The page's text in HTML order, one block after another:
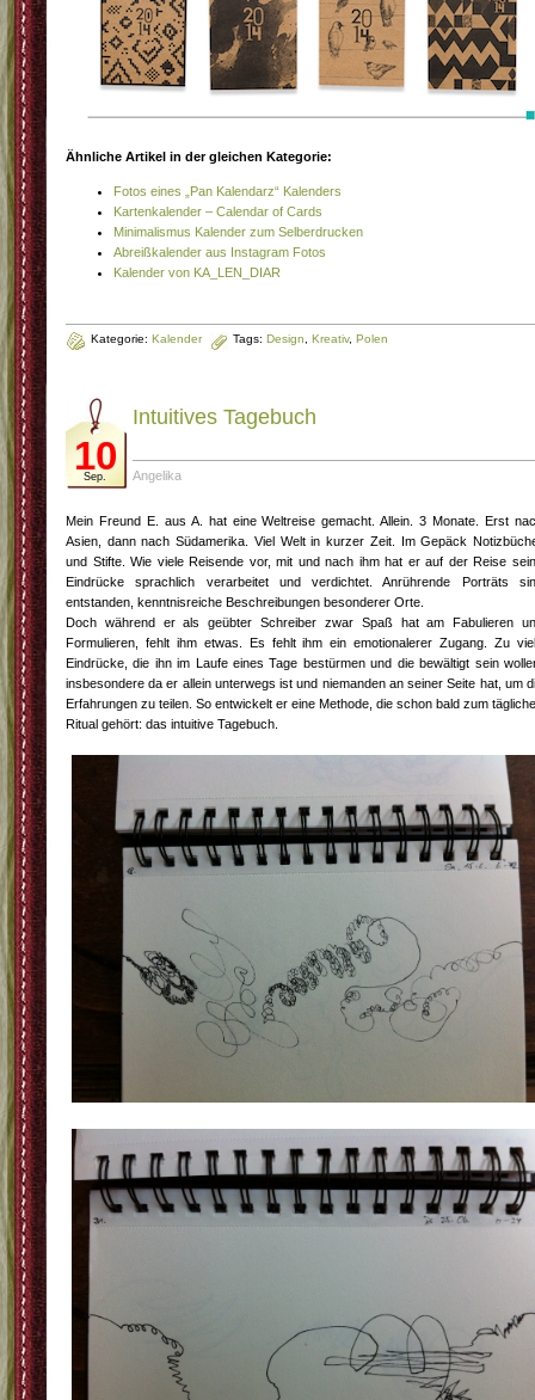
Ähnliche Artikel in der gleichen Kategorie:
Fotos eines „Pan Kalendarz“ Kalenders
Kartenkalender – Calendar of Cards
Minimalismus Kalender zum Selberdrucken
Abreißkalender aus Instagram Fotos
Kalender von KA_LEN_DIAR
Kategorie: Kalender Tags: Design Kreativ, Polen
10
Sep.
Intuitives Tagebuch
Angelika
Mein Freund E. aus A. hat eine Weltreise gemacht. Allein. 3 Monate. Erst
Asien, dann nach Südamerika. Viel Welt in kurzer Zeit. Im Gepäck
und Stifte. Wie viele Reisende vor, mit und nach ihm hat er auf der Reise
Eindrücke sprachlich verarbeitet und verdichtet. Anrührende Porträts
entstanden, kenntnisreiche Beschreibungen besonderer Orte.
Doch während er als geübter Schreiber zwar Spaß hat am Fabulieren
Formulieren, fehlt ihm etwas. Es fehlt ihm ein emotionalerer Zugang. Zu
Eindrücke, die ihn im Laufe eines Tage bestürmen und die bewältigt sein
insbesondere da er allein unterwegs ist und niemanden an seiner Seite hat, um
Erfahrungen zu teilen. So entwickelt er eine Methode, die schon bald zum
Ritual gehört: das intuitive Tagebuch.